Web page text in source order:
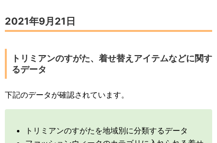
2021年9月21日
トリミアンのすがた、着せ替えアイテムなどに関す
るデータ
下記のデータが確認されています。
トリミアンのすがたを地域別に分類するデータ